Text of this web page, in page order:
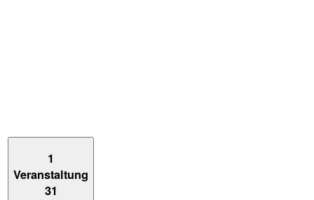
1
Veranstaltung
31